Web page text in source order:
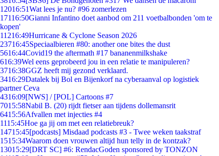
12016:51Wat lees je nu? #96 zomerlezen
17116:50Gianni Infantino doet aanbod om 211 voetbalbonden 'om te
kopen'
11216:49Hurricane & Cyclone Season 2026
23716:45Speciaalbieren #80: another one bites the dust
5616:44Covid19 the aftermath #17 bananenmilkshake
616:39Wel eens geprobeerd jou in een relatie te manipuleren?
3716:38GGZ heeft mij gezond verklaard.
3416:29Datalek bij Bol en Bijenkorf na cyberaanval op logistiek
partner Ceva
4316:09[NWS] / [POL] Cartoons #7
7015:58Nabil B. (20) rijdt fietser aan tijdens dollemansrit
6415:56Afvallen met injecties #4
1115:45Hoe ga jij om met een relatiebreuk?
14715:45[podcasts] Misdaad podcasts #3 - Twee weken taakstraf
1515:34Waarom doen vrouwen altijd hun telly in de kontzak?
13015:29[DRT SC] #6: RendacGoden sponsored by TONZON